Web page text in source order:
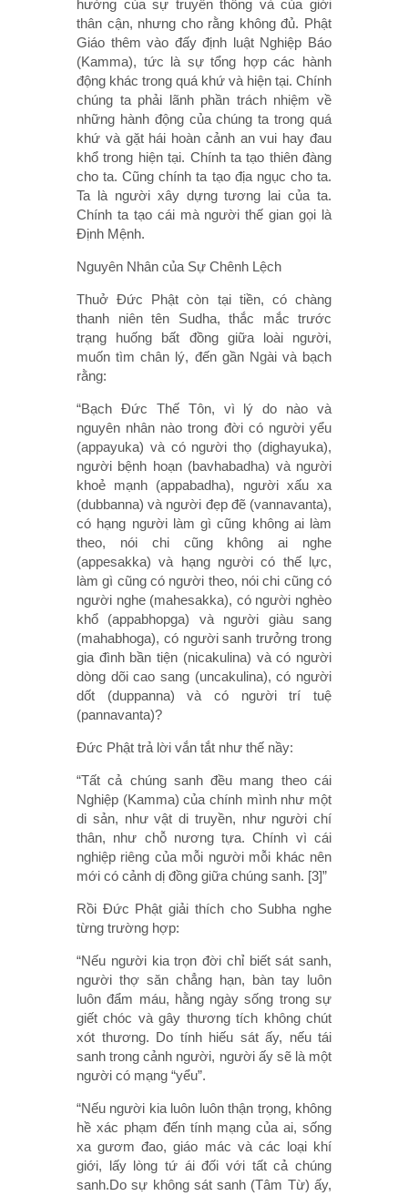
hưởng của sự truyền thống và của giới
thân cận, nhưng cho rằng không đủ. Phật
Giáo thêm vào đấy định luật Nghiệp Báo
(Kamma), tức là sự tổng hợp các hành
động khác trong quá khứ và hiện tại. Chính
chúng ta phải lãnh phần trách nhiệm về
những hành động của chúng ta trong quá
khứ và gặt hái hoàn cảnh an vui hay đau
khổ trong hiện tại. Chính ta tạo thiên đàng
cho ta. Cũng chính ta tạo địa ngục cho ta.
Ta là người xây dựng tương lai của ta.
Chính ta tạo cái mà người thế gian gọi là
Định Mệnh.
Nguyên Nhân của Sự Chênh Lệch
Thuở Đức Phật còn tại tiền, có chàng
thanh niên tên Sudha, thắc mắc trước
trạng huống bất đồng giữa loài người,
muốn tìm chân lý, đến gần Ngài và bạch
rằng:
“Bạch Đức Thế Tôn, vì lý do nào và
nguyên nhân nào trong đời có người yểu
(appayuka) và có người thọ (dighayuka),
người bệnh hoạn (bavhabadha) và người
khoẻ mạnh (appabadha), người xấu xa
(dubbanna) và người đẹp đẽ (vannavanta),
có hạng người làm gì cũng không ai làm
theo, nói chi cũng không ai nghe
(appesakka) và hạng người có thế lực,
làm gì cũng có người theo, nói chi cũng có
người nghe (mahesakka), có người nghèo
khổ (appabhopga) và người giàu sang
(mahabhoga), có người sanh trưởng trong
gia đình bần tiện (nicakulina) và có người
dòng dõi cao sang (uncakulina), có người
dốt (duppanna) và có người trí tuệ
(pannavanta)?
Đức Phật trả lời vắn tắt như thế nầy:
“Tất cả chúng sanh đều mang theo cái
Nghiệp (Kamma) của chính mình như một
di sản, như vật di truyền, như người chí
thân, như chỗ nương tựa. Chính vì cái
nghiệp riêng của mỗi người mỗi khác nên
mới có cảnh dị đồng giữa chúng sanh. [3]”
Rồi Đức Phật giải thích cho Subha nghe
từng trường hợp:
“Nếu người kia trọn đời chỉ biết sát sanh,
người thợ săn chẳng hạn, bàn tay luôn
luôn đẩm máu, hằng ngày sống trong sự
giết chóc và gây thương tích không chút
xót thương. Do tính hiếu sát ấy, nếu tái
sanh trong cảnh người, người ấy sẽ là một
người có mạng “yểu”.
“Nếu người kia luôn luôn thận trọng, không
hề xác phạm đến tính mạng của ai, sống
xa gươm đao, giáo mác và các loại khí
giới, lấy lòng tứ ái đối với tất cả chúng
sanh.Do sự không sát sanh (Tâm Từ) ấy,